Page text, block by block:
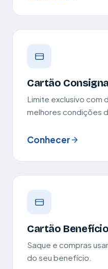
Cartão
Limite exclusivo com
melhores condições
Conhecer
Cartão Benefício
Saque e compras
do seu benefício.